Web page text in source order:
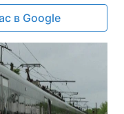
в Google